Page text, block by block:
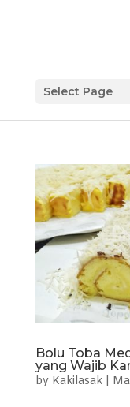
Select Page
Bolu Toba
yang Wajib
by Kakilasak|